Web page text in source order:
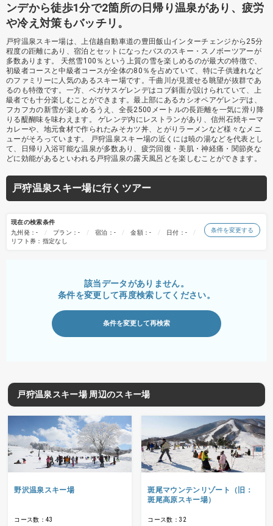
ンデから徒歩1分で2箇所の日帰り温泉があり、疲労
や冷え対策もバッチリ。
戸狩温泉スキー場は、上信越自動車道の豊田飯山インターチェンジから25分
程度の距離にあり、宿泊とセットになったバスのスキー・スノボーツアーが
多数あります。 天然雪100％という上質の雪を楽しめるのが最大の特徴で、
初級者コースと中級者コースが全体の80％を占めていて、特に子供連れなど
のファミリーに人気のあるスキー場です。千曲川が見渡せる眺望が抜群であ
るのも特徴です。一方、ペガサスゲレンデはコブ斜面が設けられていて、上
級者でも十分楽しむことができます。最上部にあるカシオペアゲレンデは、
フカフカの新雪が楽しめるうえ、全長2500メートルの長距離を一気に滑り降
りる醍醐味を味わえます。 ゲレンデ内にレストランがあり、信州石焼キーマ
カレーや、地元食材で作られたみそカツ丼、とがりラーメンなど様々なメニ
ューがそろっています。 戸狩温泉スキー場の近くには暁の湯などを代表とし
て、日帰り入浴可能な温泉が多数あり、疲労回復・美肌・神経痛・関節炎な
どに効能があるといわれる戸狩温泉の露天風呂どを楽しむことができます。
戸狩温泉スキー場に行くツアー
現在の検索条件
九州発：-
プラン：- 宿泊：- 金額：-
日付：-
リフト券：指定なし
条件を変更する
該当データがありません。
条件を変更して再度検索してください。
条件を変更して再検索
戸狩温泉スキー場 周辺のスキー場
野沢温泉スキー場
コース数：43
斑尾マウンテンリゾート（旧：
斑尾高原スキー場）
コース数：32